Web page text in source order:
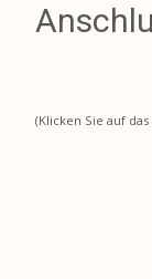
(Klicken Sie auf